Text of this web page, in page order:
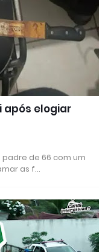
após elogiar
de 66 com um
as f…